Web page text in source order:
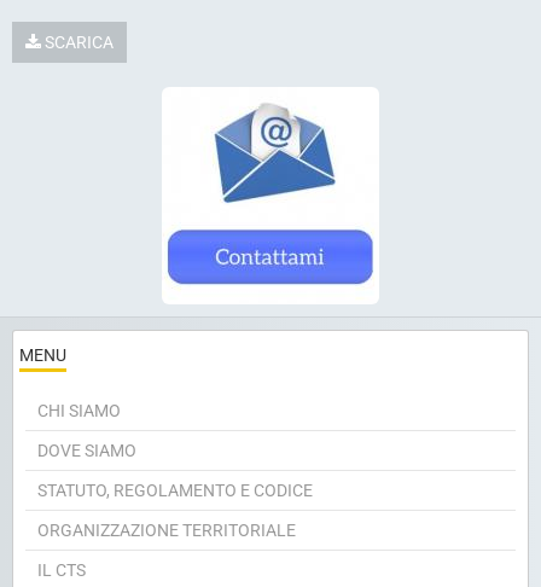
SCARICA
MENU
CHI SIAMO
DOVE SIAMO
STATUTO, REGOLAMENTO E CODICE
ORGANIZZAZIONE TERRITORIALE
IL CTS